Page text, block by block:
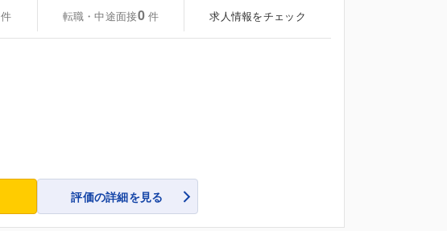
件 転職・中途面接0 件 求人情報をチェック
評価の詳細を見る